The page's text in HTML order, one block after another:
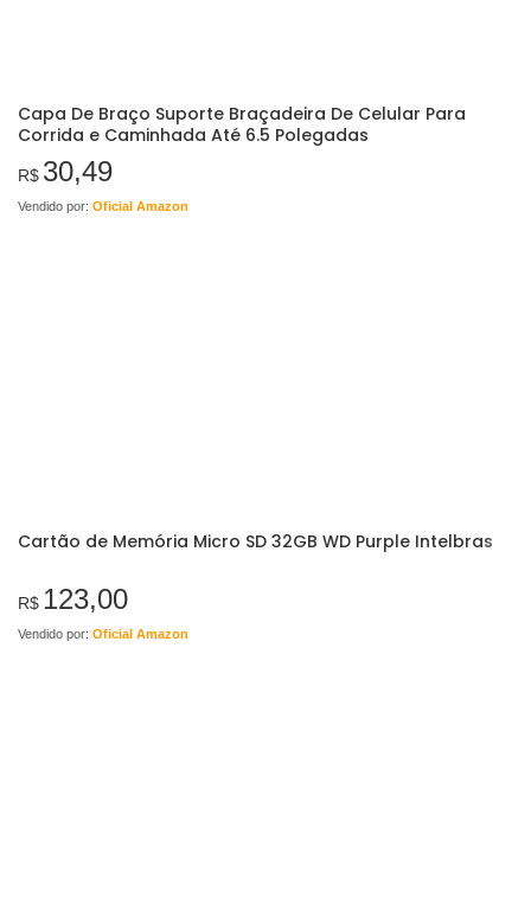
Capa De Braço Suporte Braçadeira De Celular Para
Corrida e Caminhada Até 6.5 Polegadas
R$ 30,49
Vendido por: Oficial Amazon
Cartão de Memória Micro SD 32GB WD Purple Intelbras
R$ 123,00
Vendido por: Oficial Amazon